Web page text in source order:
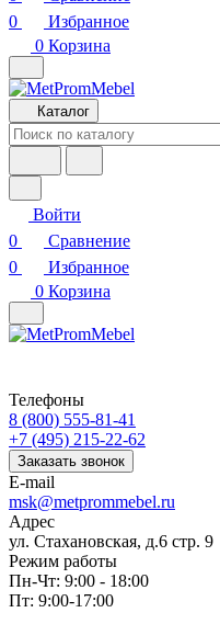
0
Избранное
0 Корзина
Каталог
Войти
0
Сравнение
0
Избранное
0 Корзина
Телефоны
8 (800) 555-81-41
+7 (495) 215-22-62
Заказать звонок
E-mail
msk@metprommebel.ru
Адрес
ул. Стахановская, д.6 стр. 9
Режим работы
Пн-Чт: 9:00 - 18:00
Пт: 9:00-17:00